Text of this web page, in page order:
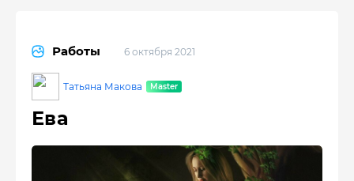
Работы 6 октября 2021
Татьяна Макова
Ева